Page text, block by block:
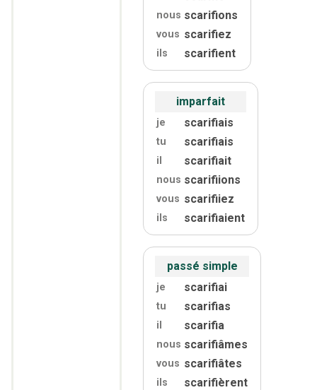
nous scarifions
vous scarifiez
ils scarifient
imparfait
je scarifiais
tu scarifiais
il scarifiait
nous scarifiions
vous scarifiiez
ils scarifiaient
passé simple
je scarifiai
tu scarifias
il scarifia
nous scarifiâmes
vous scarifiâtes
ils scarifièrent